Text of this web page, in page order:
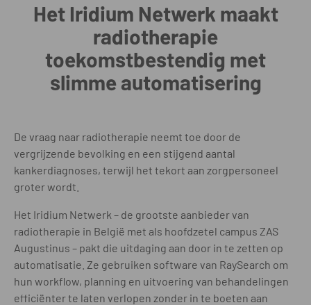
Het Iridium Netwerk maakt
radiotherapie
toekomstbestendig met
slimme automatisering
De vraag naar radiotherapie neemt toe door de
vergrijzende bevolking en een stijgend aantal
kankerdiagnoses, terwijl het tekort aan zorgpersoneel
groter wordt.
Het Iridium Netwerk – de grootste aanbieder van
radiotherapie in België met als hoofdzetel campus ZAS
Augustinus – pakt die uitdaging aan door in te zetten op
automatisatie. Ze gebruiken software van RaySearch om
hun workflow, planning en uitvoering van behandelingen
efficiënter te laten verlopen zonder in te boeten aan